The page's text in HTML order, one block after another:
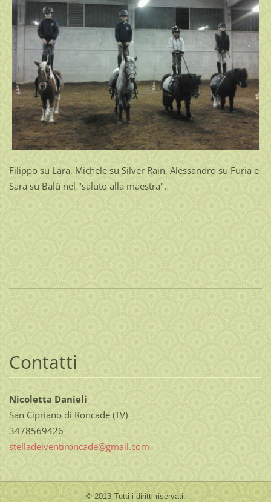
Filippo su Lara, Michele su Silver Rain, Alessandro su Furia e
Sara su Balù nel "saluto alla maestra".
Contatti
Nicoletta Danieli
San Cipriano di Roncade (TV)
3478569426
stelladeiventironcade@gmail.com
© 2013 Tutti i diritti riservati.